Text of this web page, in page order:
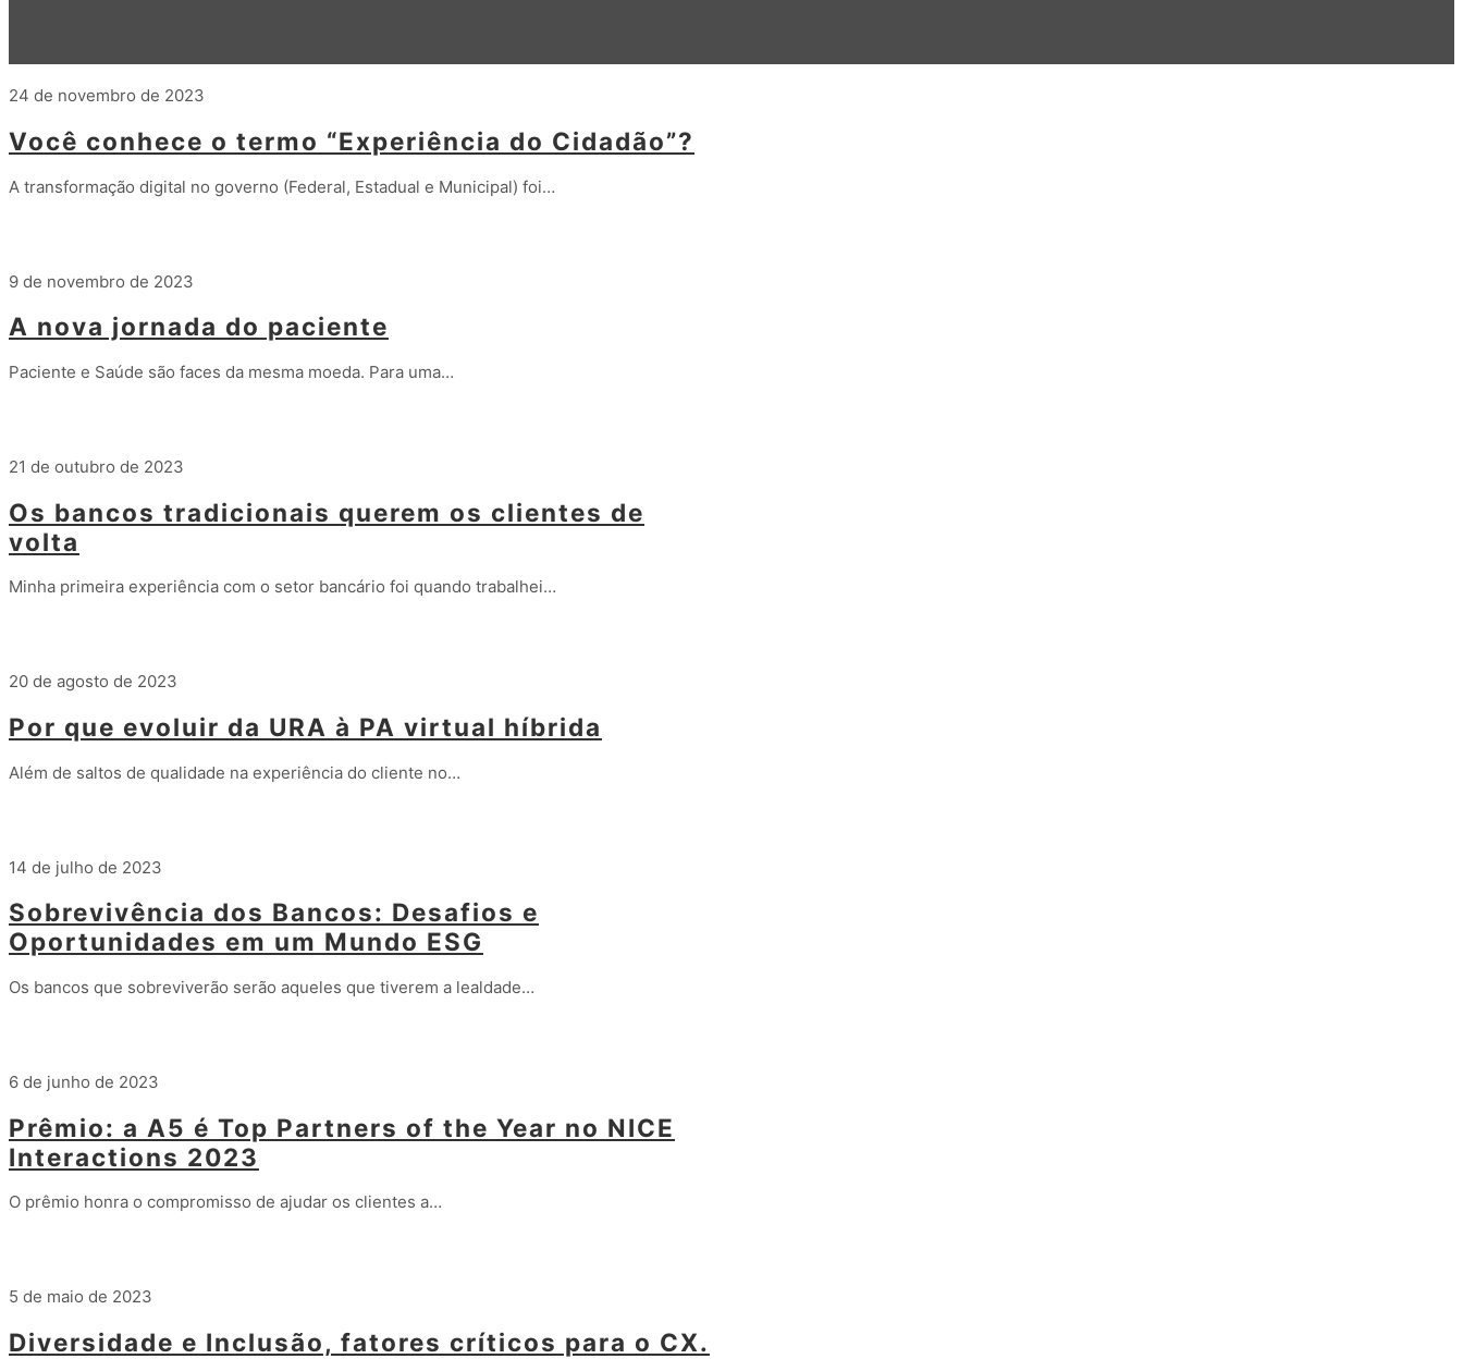
24 de novembro de 2023
Você conhece o termo “Experiência do Cidadão”?
A transformação digital no governo (Federal, Estadual e Municipal) foi…
9 de novembro de 2023
A nova jornada do paciente
Paciente e Saúde são faces da mesma moeda. Para uma…
21 de outubro de 2023
Os bancos tradicionais querem os clientes de
volta
Minha primeira experiência com o setor bancário foi quando trabalhei…
20 de agosto de 2023
Por que evoluir da URA à PA virtual híbrida
Além de saltos de qualidade na experiência do cliente no…
14 de julho de 2023
Sobrevivência dos Bancos: Desafios e
Oportunidades em um Mundo ESG
Os bancos que sobreviverão serão aqueles que tiverem a lealdade…
6 de junho de 2023
Prêmio: a A5 é Top Partners of the Year no NICE
Interactions 2023
O prêmio honra o compromisso de ajudar os clientes a…
5 de maio de 2023
Diversidade e Inclusão, fatores críticos para o CX.